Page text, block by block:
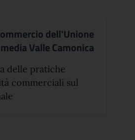
dell'Unione
Valle Camonica
delle pratiche
commerciali sul